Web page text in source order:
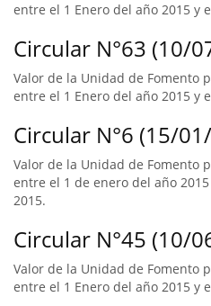
entre el 1 Enero del año 2015 y
Circular N°63 (10/
Valor de la Unidad de Fomento
entre el 1 Enero del año 2015 y
Circular N°6 (15/
Valor de la Unidad de Fomento
entre el 1 de enero del año
2015.
Circular N°45 (10/
Valor de la Unidad de Fomento
entre el 1 Enero del año 2015 y